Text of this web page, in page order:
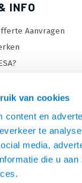
van cookies
content en
te
media,
die u
INFO
Aanvragen
keuzehulp
keuzehulp